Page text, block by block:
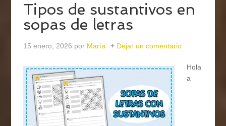
Tipos de sustantivos en
sopas de letras
15 enero, 2026 por María Dejar un comentario
Hola
a